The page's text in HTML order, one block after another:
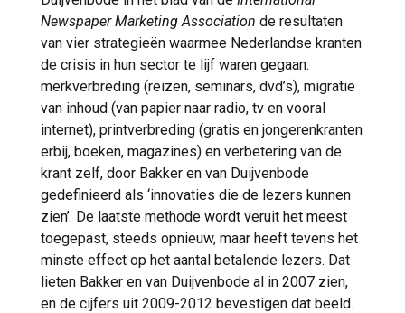
Newspaper Marketing Association de resultaten
van vier strategieën waarmee Nederlandse kranten
de crisis in hun sector te lijf waren gegaan:
merkverbreding (reizen, seminars, dvd’s), migratie
van inhoud (van papier naar radio, tv en vooral
internet), printverbreding (gratis en jongerenkranten
erbij, boeken, magazines) en verbetering van de
krant zelf, door Bakker en van Duijvenbode
gedefinieerd als ‘innovaties die de lezers kunnen
zien’. De laatste methode wordt veruit het meest
toegepast, steeds opnieuw, maar heeft tevens het
minste effect op het aantal betalende lezers. Dat
lieten Bakker en van Duijvenbode al in 2007 zien,
en de cijfers uit 2009-2012 bevestigen dat beeld.